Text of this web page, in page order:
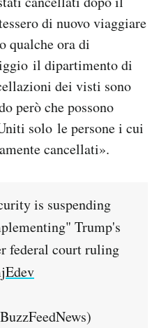
di nuovo viaggiare
qualche ora di
il dipartimento di
dei visti sono
però che possono
solo le persone i cui
cancellati».
is suspending
Trump's
federal court ruling